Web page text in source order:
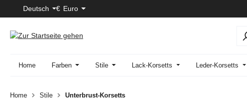
Hauptinhalt springen
Zur Suche springen
Zur Hauptnavigation springen
Deutsch € Euro
Home Farben Stile Lack-Korsetts Leder-Korsetts
Home Stile Unterbrust-Korsetts